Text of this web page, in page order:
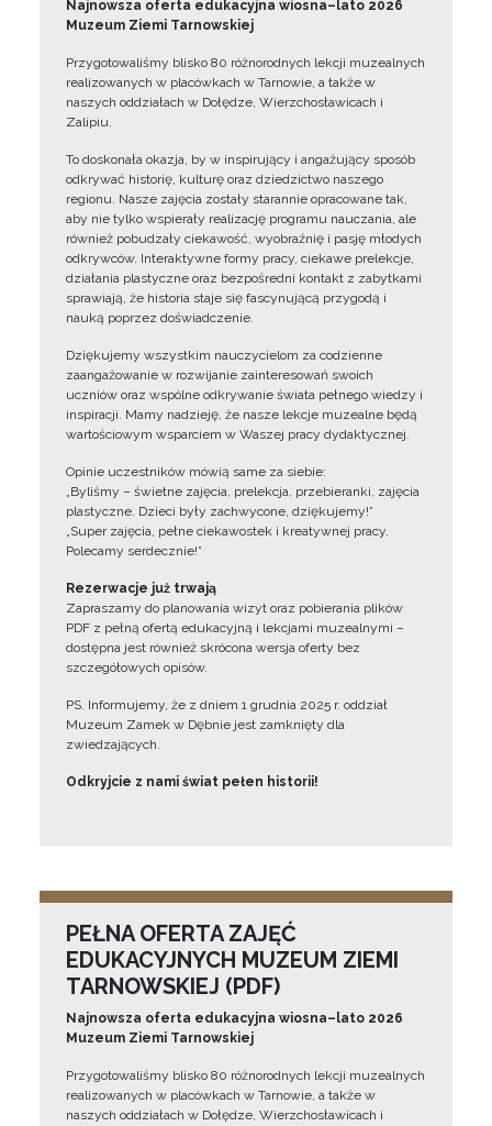
Najnowsza oferta edukacyjna wiosna–lato 2026
Muzeum Ziemi Tarnowskiej
Przygotowaliśmy blisko 80 różnorodnych lekcji muzealnych
realizowanych w placówkach w Tarnowie, a także w
naszych oddziałach w Dołędze, Wierzchosławicach i
Zalipiu.
To doskonała okazja, by w inspirujący i angażujący sposób
odkrywać historię, kulturę oraz dziedzictwo naszego
regionu. Nasze zajęcia zostały starannie opracowane tak,
aby nie tylko wspierały realizację programu nauczania, ale
również pobudzały ciekawość, wyobraźnię i pasję młodych
odkrywców. Interaktywne formy pracy, ciekawe prelekcje,
działania plastyczne oraz bezpośredni kontakt z zabytkami
sprawiają, że historia staje się fascynującą przygodą i
nauką poprzez doświadczenie.
Dziękujemy wszystkim nauczycielom za codzienne
zaangażowanie w rozwijanie zainteresowań swoich
uczniów oraz wspólne odkrywanie świata pełnego wiedzy i
inspiracji. Mamy nadzieję, że nasze lekcje muzealne będą
wartościowym wsparciem w Waszej pracy dydaktycznej.
Opinie uczestników mówią same za siebie:
„Byliśmy – świetne zajęcia, prelekcja, przebieranki, zajęcia
plastyczne. Dzieci były zachwycone, dziękujemy!”
„Super zajęcia, pełne ciekawostek i kreatywnej pracy.
Polecamy serdecznie!”
Rezerwacje już trwają
Zapraszamy do planowania wizyt oraz pobierania plików
PDF z pełną ofertą edukacyjną i lekcjami muzealnymi –
dostępna jest również skrócona wersja oferty bez
szczegółowych opisów.
PS. Informujemy, że z dniem 1 grudnia 2025 r. oddział
Muzeum Zamek w Dębnie jest zamknięty dla
zwiedzających.
Odkryjcie z nami świat pełen historii!
PEŁNA OFERTA ZAJĘĆ
EDUKACYJNYCH MUZEUM ZIEMI
TARNOWSKIEJ (PDF)
Najnowsza oferta edukacyjna wiosna–lato 2026
Muzeum Ziemi Tarnowskiej
Przygotowaliśmy blisko 80 różnorodnych lekcji muzealnych
realizowanych w placówkach w Tarnowie, a także w
naszych oddziałach w Dołędze, Wierzchosławicach i